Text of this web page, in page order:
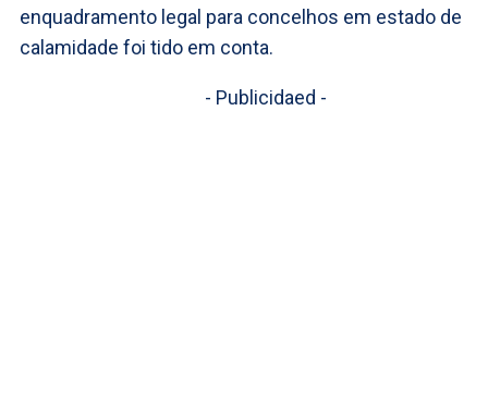
enquadramento legal para concelhos em estado de
calamidade foi tido em conta.
- Publicidaed -